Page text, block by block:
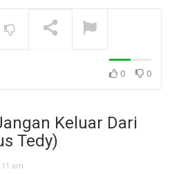
Jangan Biarkan Masa Lalu,
Depanmu! (Ibu Siane)0 0
Keluar Dari
Tedy)
am